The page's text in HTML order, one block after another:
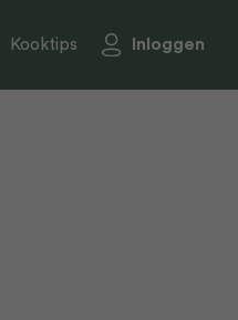
Kooktips Inloggen